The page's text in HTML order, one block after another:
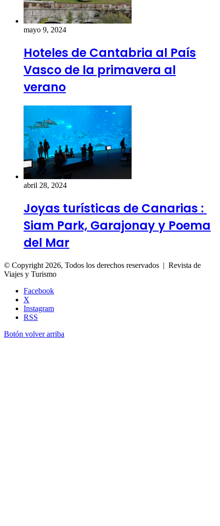
mayo 9, 2024
Hoteles de Cantabria al País
Vasco de la primavera al
verano
abril 28, 2024
Joyas turísticas de Canarias :
Siam Park, Garajonay y Poema
del Mar
© Copyright 2026, Todos los derechos reservados | Revista de
Viajes y Turismo
Facebook
X
Instagram
RSS
Botón volver arriba